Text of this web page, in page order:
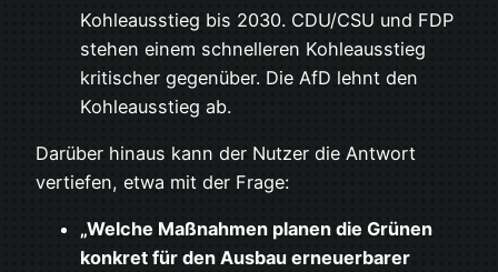
Kohleausstieg bis 2030. CDU/CSU und FDP
stehen einem schnelleren Kohleausstieg
kritischer gegenüber. Die AfD lehnt den
Kohleausstieg ab.
Darüber hinaus kann der Nutzer die Antwort
vertiefen, etwa mit der Frage:
„Welche Maßnahmen planen die Grünen
konkret für den Ausbau erneuerbarer